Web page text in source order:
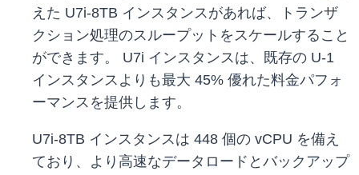
えた U7i-8TB インスタンスがあれば、トランザ
クション処理のスループットをスケールすること
ができます。 U7i インスタンスは、既存の U-1
インスタンスよりも最大 45% 優れた料金パフォ
ーマンスを提供します。
U7i-8TB インスタンスは 448 個の vCPU を備え
ており、より高速なデータロードとバックアップ